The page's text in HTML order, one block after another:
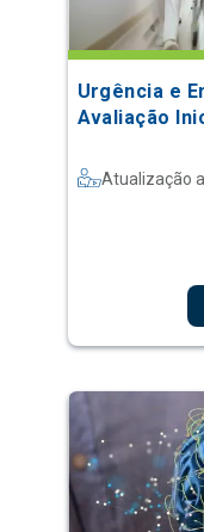
Urgência e
Avaliação
Atualização